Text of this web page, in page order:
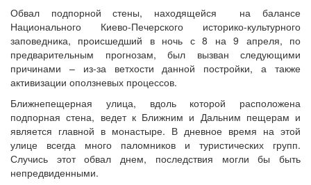
Обвал подпорной стены, находящейся на балансе
Национального Киево-Печерского историко-культурного
заповедника, происшедший в ночь с 8 на 9 апреля, по
предварительным прогнозам, был вызван следующими
причинами – из-за ветхости данной постройки, а также
активизации оползневых процессов.
Ближнепещерная улица, вдоль которой расположена
подпорная стена, ведет к Ближним и Дальним пещерам и
является главной в монастыре. В дневное время на этой
улице всегда много паломников и туристических групп.
Случись этот обвал днем, последствия могли бы быть
непредвиденными.